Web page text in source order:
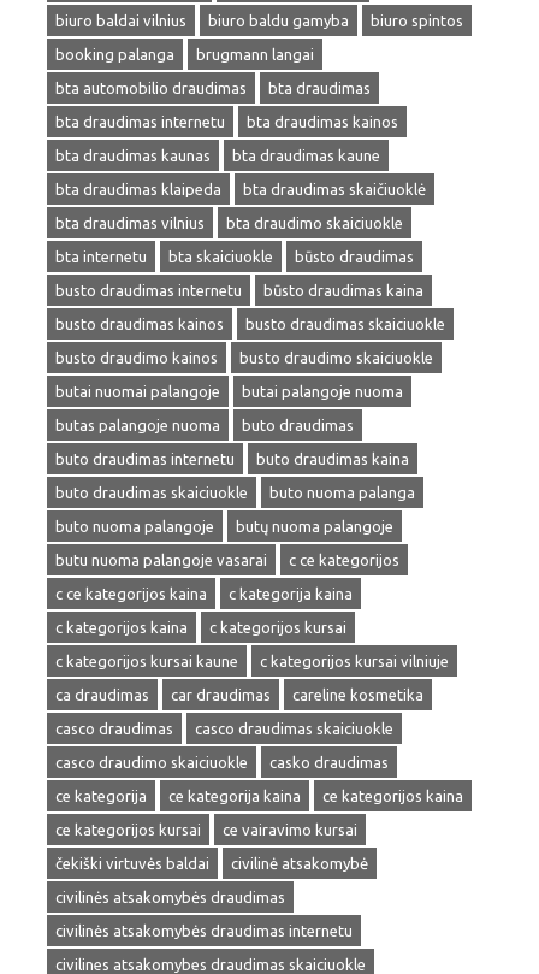
biuro baldai vilnius
biuro baldu gamyba
biuro spintos
booking palanga
brugmann langai
bta automobilio draudimas
bta draudimas
bta draudimas internetu
bta draudimas kainos
bta draudimas kaunas
bta draudimas kaune
bta draudimas klaipeda
bta draudimas skaičiuoklė
bta draudimas vilnius
bta draudimo skaiciuokle
bta internetu
bta skaiciuokle
būsto draudimas
busto draudimas internetu
būsto draudimas kaina
busto draudimas kainos
busto draudimas skaiciuokle
busto draudimo kainos
busto draudimo skaiciuokle
butai nuomai palangoje
butai palangoje nuoma
butas palangoje nuoma
buto draudimas
buto draudimas internetu
buto draudimas kaina
buto draudimas skaiciuokle
buto nuoma palanga
buto nuoma palangoje
butų nuoma palangoje
butu nuoma palangoje vasarai
c ce kategorijos
c ce kategorijos kaina
c kategorija kaina
c kategorijos kaina
c kategorijos kursai
c kategorijos kursai kaune
c kategorijos kursai vilniuje
ca draudimas
car draudimas
careline kosmetika
casco draudimas
casco draudimas skaiciuokle
casco draudimo skaiciuokle
casko draudimas
ce kategorija
ce kategorija kaina
ce kategorijos kaina
ce kategorijos kursai
ce vairavimo kursai
čekiški virtuvės baldai
civilinė atsakomybė
civilinės atsakomybės draudimas
civilinės atsakomybės draudimas internetu
civilines atsakomybes draudimas skaiciuokle